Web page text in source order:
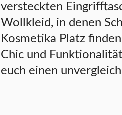
versteckten
Wollkleid, in denen
Kosmetika Platz
Chic und
euch einen